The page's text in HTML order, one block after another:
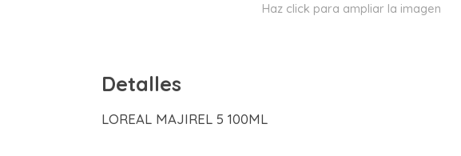
Haz click para ampliar la imagen
Detalles
LOREAL MAJIREL 5 100ML